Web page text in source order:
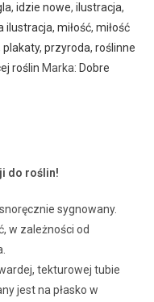
,idzie nowe,ilustracja,
ilustracja,miłość,miłość
plakaty,przyroda,roślinne
roślin Marka: Dobre
do roślin!
sygnowany.
w zależności od
tekturowej tubie
jest na płasko w